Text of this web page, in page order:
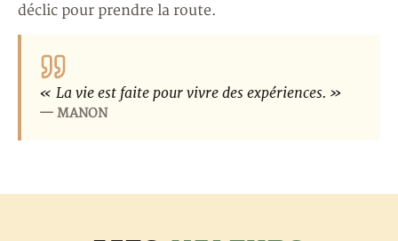
déclic pour prendre la route.
« La vie est faite pour vivre des expériences. »
— MANON